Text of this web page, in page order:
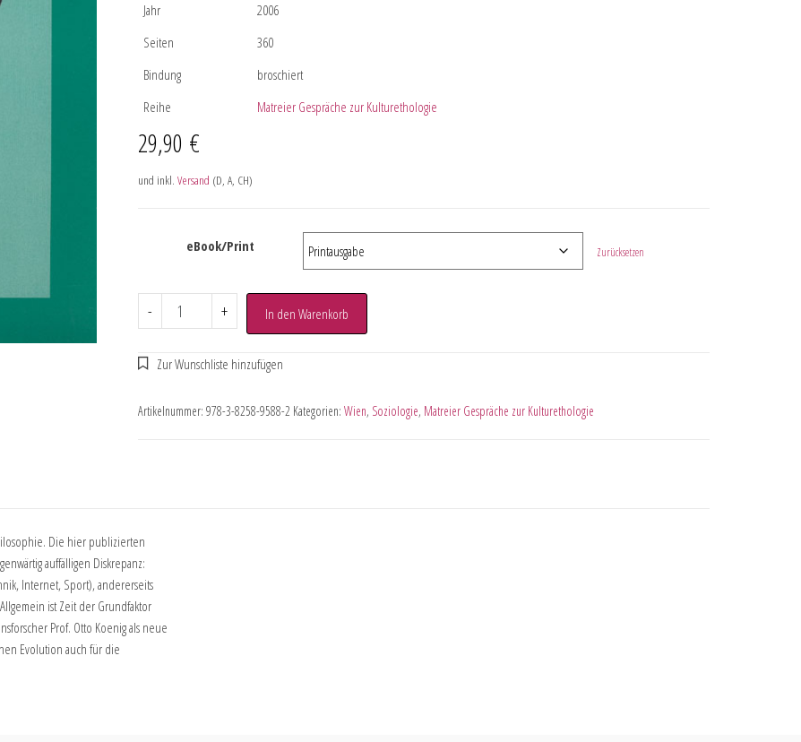
Jahr
2006
Seiten
360
Bindung
broschiert
Reihe
Matreier Gespräche zur Kulturethologie
29,90 €
und inkl. Versand (D, A, CH)
eBook/Print Zurücksetzen
- + In den Warenkorb
Artikelnummer: 978-3-8258-9588-2 Kategorien: Wien, Soziologie, Matreier Gespräche zur Kulturethologie
Die hier publizierten
auffälligen Diskrepanz:
Internet, Sport), andererseits
ist Zeit der Grundfaktor
Prof. Otto Koenig als neue
Evolution auch für die